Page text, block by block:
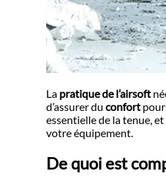
La pratique de l’airsoft
d’assurer duconfort
essentielle de la tenue,
votre équipement.
De quoi est